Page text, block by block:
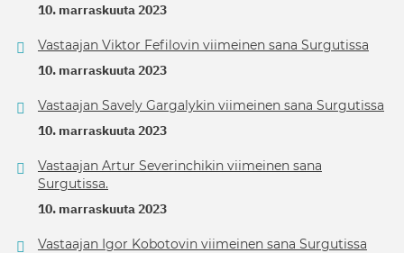
10. marraskuuta 2023
Vastaajan Viktor Fefilovin viimeinen sana Surgutissa
10. marraskuuta 2023
Vastaajan Savely Gargalykin viimeinen sana Surgutissa
10. marraskuuta 2023
Vastaajan Artur Severinchikin viimeinen sana
Surgutissa.
10. marraskuuta 2023
Vastaajan Igor Kobotovin viimeinen sana Surgutissa